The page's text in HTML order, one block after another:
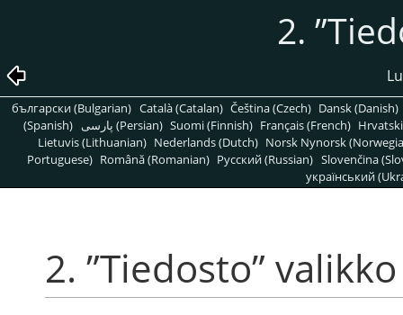
2. ”
български (Bulgarian) Català (Catalan) Čeština (Czech) Dansk (Danish)
(Spanish)
پارسی (Persian) Suomi (Finnish) Français (French)
Lietuvis (Lithuanian) Nederlands (Dutch) Norsk Nynorsk
Portuguese) Română (Romanian) Pусский (Russian) Slovenčina
український
2. ”Tiedosto” valikko